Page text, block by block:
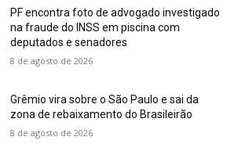
PF encontra foto de advogado investigado
na fraude do INSS em piscina com
deputados e senadores
8 de agosto de 2026
Grêmio vira sobre o São Paulo e sai da
zona de rebaixamento do Brasileirão
8 de agosto de 2026